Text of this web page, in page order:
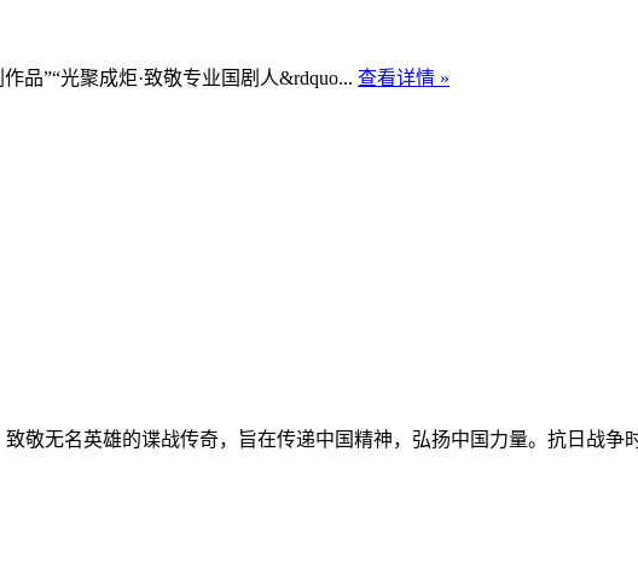
”“光聚成炬·致敬专业国剧人&rdquo... 查看详情 »
无名英雄的谍战传奇，旨在传递中国精神，弘扬中国力量。抗日战争